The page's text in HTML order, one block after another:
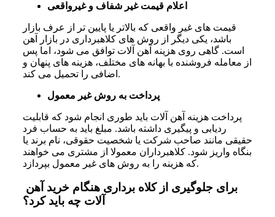
اعلام قیمت غیر شفاف و غیرواقعی
قیمت های غیر واقعی که بالاتر یا پایین تر از عرف بازار
باشد، یکی دیگر از روش های کلاهبرداری در بازار آهن
است. گاهی روی هزینه آهن آلات توافق می شود، اما پس
از معامله فروشنده با بهانه های مختلف، هزینه ‌های پنهان و
اضافی را تحمیل می کند.
پرداخت به روش غیر معمول
پرداخت هزینه آهن آلات باید طوری انجام شود که قابلیت
ردیابی و پیگیری داشته باشد. مبلغ باید به حساب فرد
حقیقی مانند صاحب شرکت یا شخصیت حقوقی، نام برند یا
بنگاه واریز شود. کلاهبرداران معمولا از مشتری می خواهند
که هزینه را به روش های غیر معمول بپردازد.
آلات چه باید کرد؟